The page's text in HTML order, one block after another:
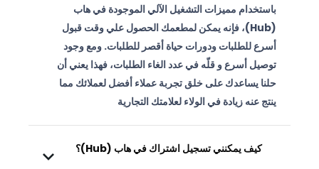
باستخدام مميزات التشغيل الآلي الموجودة في هاب
(Hub)، فإنه يمكن لمطعمك الحصول علي وقت قبول
أسرع للطلبات ودورات حياة أقصر للطلبات. ومع وجود
توصيل أسرع و قلّه في عدد الغاء الطلبات، فهذا يعني أن
حلنا يساعدك على خلق تجربة عملاء أفضل لعملائك مما
ينتج عنه زيادة في الولاء لعلامتك التجارية
كيف يمكنني تسجيل اشتراك في هاب (Hub)؟